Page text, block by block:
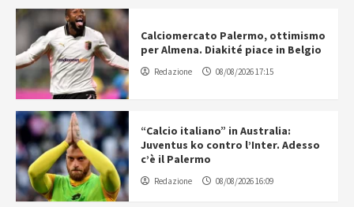
Calciomercato Palermo, ottimismo
per Almena. Diakité piace in Belgio
Redazione 08/08/2026 17:15
“Calcio italiano” in Australia:
Juventus ko contro l’Inter. Adesso
c’è il Palermo
Redazione 08/08/2026 16:09